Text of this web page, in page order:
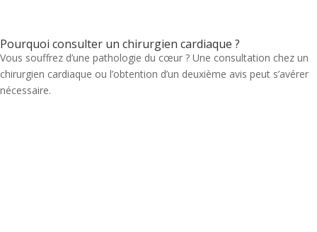
Pourquoi consulter un chirurgien cardiaque ?
Vous souffrez d’une pathologie du cœur ? Une consultation chez un
chirurgien cardiaque ou l’obtention d’un deuxième avis peut s’avérer
nécessaire.